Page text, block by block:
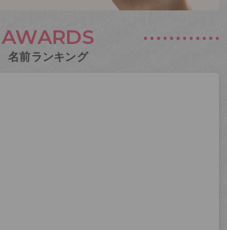
AWARDS
名前ランキング